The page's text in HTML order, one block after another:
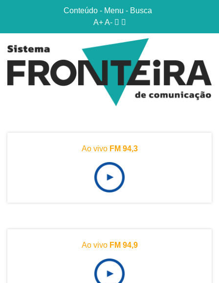
Conteúdo - Menu - Busca
A+ A-
Ao vivo FM 94,3
Ao vivo FM 94,9